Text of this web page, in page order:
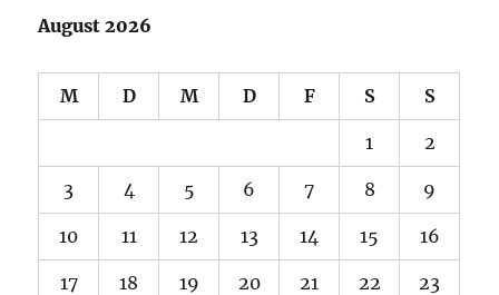
August 2026
M D M D F S S
1 2
3 4 5 6 7 8 9
10 11 12 13 14 15 16
17 18 19 20 21 22 23